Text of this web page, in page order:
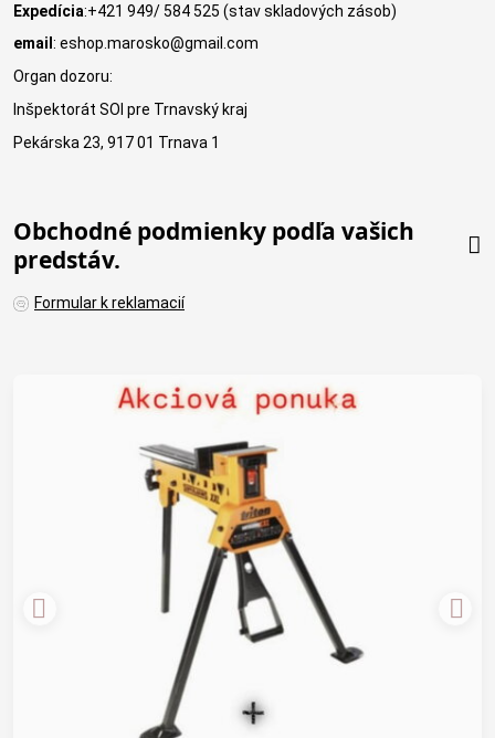
Expedícia:+421 949/ 584 525 (stav skladových zásob)
email : eshop.marosko@gmail.com
Organ dozoru:
Inšpektorát SOI pre Trnavský kraj
Pekárska 23, 917 01 Trnava 1
Obchodné podmienky podľa vašich
predstáv.
Formular k reklamacií